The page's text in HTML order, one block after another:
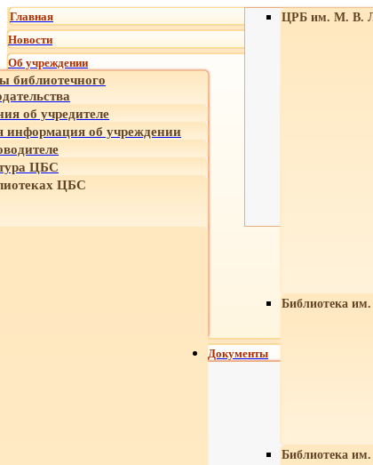
Главная
Новости
Об учреждении
библиотечного
об учредителе
об учреждении
ЦБС
ЦБС
ЦРБ им. М. В.
Библиотека
Библиотека
Документы